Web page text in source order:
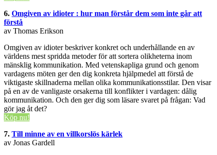
6. Omgiven av idioter : hur man förstår dem som inte går att
förstå
av Thomas Erikson
Omgiven av idioter beskriver konkret och underhållande en av
världens mest spridda metoder för att sortera olikheterna inom
mänsklig kommunikation. Med vetenskapliga grund och genom
vardagens möten ger den dig konkreta hjälpmedel att förstå de
viktigaste skillnaderna mellan olika kommunikationsstilar. Den visar
på en av de vanligaste orsakerna till konflikter i vardagen: dålig
kommunikation. Och den ger dig som läsare svaret på frågan: Vad
gör jag åt det?
Köp nu!
7. Till minne av en villkorslös kärlek
av Jonas Gardell